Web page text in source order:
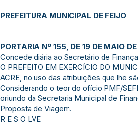
PREFEITURA MUNICIPAL DE FEIJO
PORTARIA Nº 155, DE 19 DE MAIO
Concede diária ao Secretário de
O PREFEITO EM EXERCÍCIO DO
ACRE, no uso das atribuições que lhe
Considerando o teor do ofício PMF/
oriundo da Secretaria Municipal de
Proposta de Viagem.
R E S O LVE